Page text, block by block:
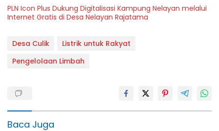
PLN Icon Plus Dukung Digitalisasi Kampung Nelayan melalui
Internet Gratis di Desa Nelayan Rajatama
Desa Culik
Listrik untuk Rakyat
Pengelolaan Limbah
Baca Juga